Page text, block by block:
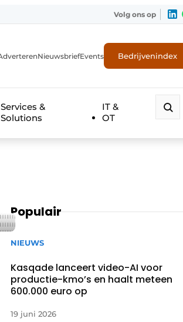
Volg ons op
NieuwsbriefEvents Bedrijvenindex
Services &
Solutions
IT &
OT
Populair
NIEUWS
Kasqade lanceert video-AI voor
productie-kmo’s en haalt meteen
600.000 euro op
19 juni 2026